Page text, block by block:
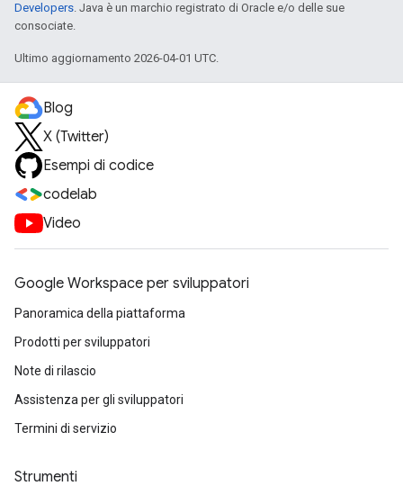
Developers. Java è un marchio registrato di Oracle e/o delle sue
consociate.
Ultimo aggiornamento 2026-04-01 UTC.
Blog
X (Twitter)
Esempi di codice
codelab
Video
Google Workspace per sviluppatori
Panoramica della piattaforma
Prodotti per sviluppatori
Note di rilascio
Assistenza per gli sviluppatori
Termini di servizio
Strumenti